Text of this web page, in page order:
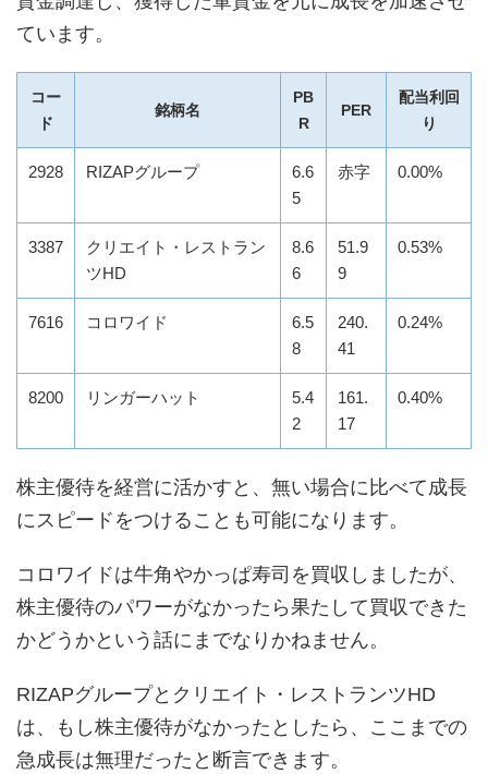
ています。
コー
ド
銘柄名
PB
R
PER
配当利回
り
2928 RIZAPグループ
6.6
5
赤字 0.00%
3387
クリエイト・レストラン
ツHD
8.6
6
51.9
9
0.53%
7616 コロワイド
6.5
8
240.
41
0.24%
8200 リンガーハット
5.4
2
161.
17
0.40%
株主優待を経営に活かすと、無い場合に比べて成長
にスピードをつけることも可能になります。
コロワイドは牛角やかっぱ寿司を買収しましたが、
株主優待のパワーがなかったら果たして買収できた
かどうかという話にまでなりかねません。
RIZAPグループとクリエイト・レストランツHD
は、もし株主優待がなかったとしたら、ここまでの
急成長は無理だったと断言できます。